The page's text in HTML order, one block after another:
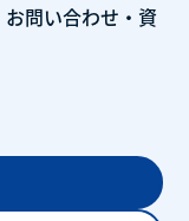
お問い合わせ・ 資